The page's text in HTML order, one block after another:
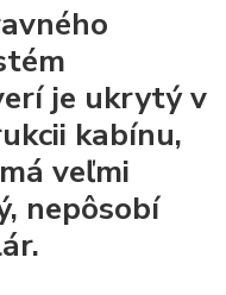
je ukrytý v
kabínu,
veľmi
nepôsobí